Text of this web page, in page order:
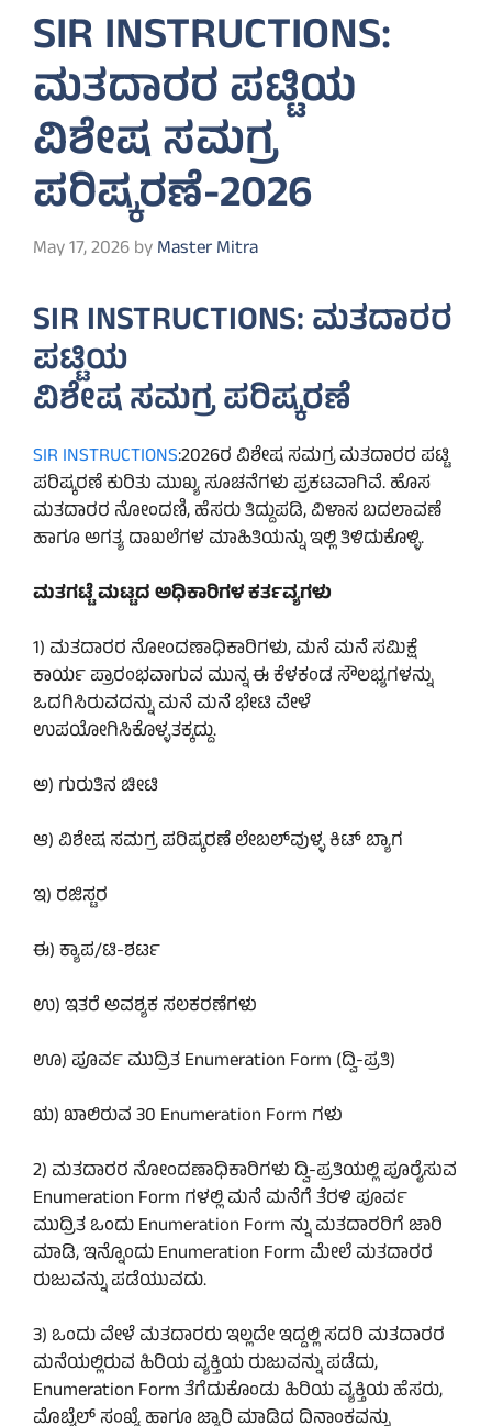
SIR INSTRUCTIONS:
ಮತದಾರರ ಪಟ್ಟಿಯ
ವಿಶೇಷ ಸಮಗ್ರ
ಪರಿಷ್ಕರಣೆ-2026
May 17, 2026byMaster Mitra
SIR INSTRUCTIONS: ಮತದಾರರ
ಪಟ್ಟಿಯ
ವಿಶೇಷ ಸಮಗ್ರ ಪರಿಷ್ಕರಣೆ
SIR INSTRUCTIONS:2026ರ ವಿಶೇಷ ಸಮಗ್ರ ಮತದಾರರ ಪಟ್ಟಿ
ಪರಿಷ್ಕರಣೆ ಕುರಿತು ಮುಖ್ಯ ಸೂಚನೆಗಳು ಪ್ರಕಟವಾಗಿವೆ. ಹೊಸ
ಮತದಾರರ ನೋಂದಣಿ, ಹೆಸರು ತಿದ್ದುಪಡಿ, ವಿಳಾಸ ಬದಲಾವಣೆ
ಹಾಗೂ ಅಗತ್ಯ ದಾಖಲೆಗಳ ಮಾಹಿತಿಯನ್ನು ಇಲ್ಲಿ ತಿಳಿದುಕೊಳ್ಳಿ.
ಮತಗಟ್ಟೆ ಮಟ್ಟದ ಅಧಿಕಾರಿಗಳ ಕರ್ತವ್ಯಗಳು
1) ಮತದಾರರ ನೋಂದಣಾಧಿಕಾರಿಗಳು, ಮನೆ ಮನೆ ಸಮಿಕ್ಷೆ
ಕಾರ್ಯ ಪ್ರಾರಂಭವಾಗುವ ಮುನ್ನ ಈ ಕೆಳಕಂಡ ಸೌಲಭ್ಯಗಳನ್ನು
ಒದಗಿಸಿರುವದನ್ನು ಮನೆ ಮನೆ ಭೇಟಿ ವೇಳೆ
ಉಪಯೋಗಿಸಿಕೊಳ್ಳತಕ್ಕದ್ದು.
ಅ) ಗುರುತಿನ ಚೀಟಿ
ಆ) ವಿಶೇಷ ಸಮಗ್ರ ಪರಿಷ್ಕರಣೆ ಲೇಬಲ್‌ವುಳ್ಳ ಕಿಟ್ ಬ್ಯಾಗ
ಇ) ರಜಿಸ್ಟರ
ಈ) ಕ್ಯಾಪ/ಟಿ-ಶರ್ಟ
ಉ) ಇತರೆ ಅವಶ್ಯಕ ಸಲಕರಣೆಗಳು
ಊ) ಪೂರ್ವ ಮುದ್ರಿತ Enumeration Form (ದ್ವಿ-ಪ್ರತಿ)
ಋ) ಖಾಲಿರುವ 30 Enumeration Form ಗಳು
2) ಮತದಾರರ ನೋಂದಣಾಧಿಕಾರಿಗಳು ದ್ವಿ-ಪ್ರತಿಯಲ್ಲಿ ಪೂರೈಸುವ
Enumeration Form ಗಳಲ್ಲಿ ಮನೆ ಮನೆಗೆ ತೆರಳಿ ಪೂರ್ವ
ಮುದ್ರಿತ ಒಂದು Enumeration Form ನ್ನು ಮತದಾರರಿಗೆ ಜಾರಿ
ಮಾಡಿ, ಇನ್ನೊಂದು Enumeration Form ಮೇಲೆ ಮತದಾರರ
ರುಜುವನ್ನು ಪಡೆಯುವದು.
3) ಒಂದು ವೇಳೆ ಮತದಾರರು ಇಲ್ಲದೇ ಇದ್ದಲ್ಲಿ ಸದರಿ ಮತದಾರರ
ಮನೆಯಲ್ಲಿರುವ ಹಿರಿಯ ವ್ಯಕ್ತಿಯ ರುಜುವನ್ನು ಪಡೆದು,
Enumeration Form ತೆಗೆದುಕೊಂಡು ಹಿರಿಯ ವ್ಯಕ್ತಿಯ ಹೆಸರು,
ಮೊಬೈಲ್ ಸಂಖ್ಯೆ ಹಾಗೂ ಜ್ಯಾರಿ ಮಾಡಿದ ದಿನಾಂಕವನ್ನು